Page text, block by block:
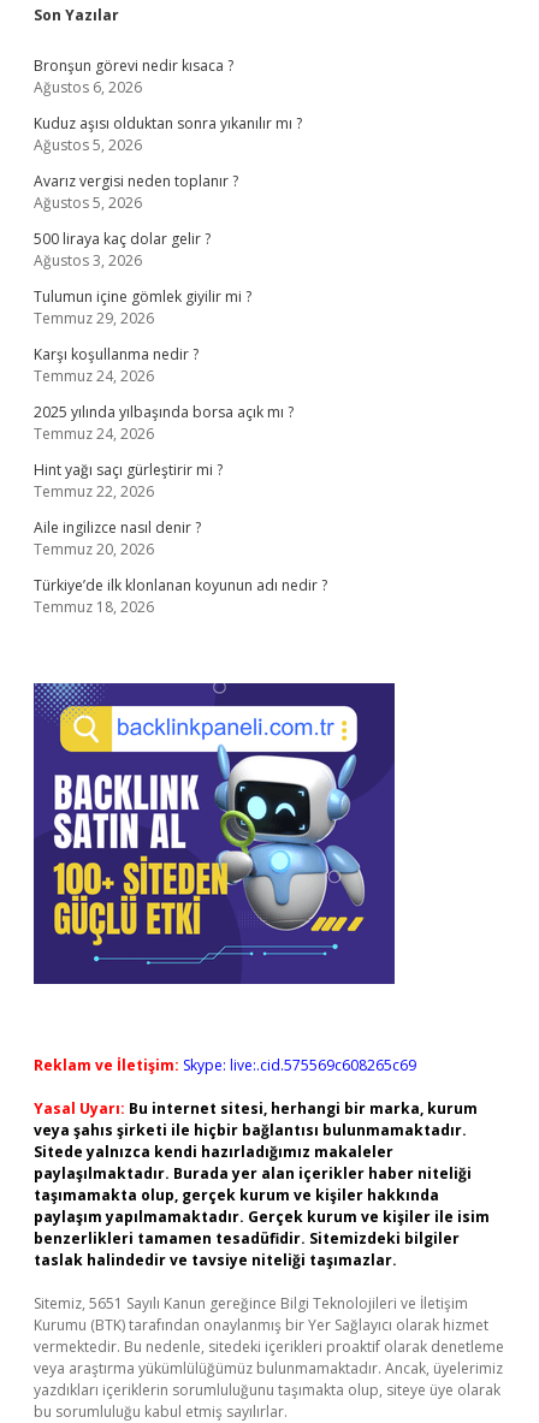
Sidebar
Son Yazılar
Bronşun görevi nedir kısaca ?
Ağustos 6, 2026
Kuduz aşısı olduktan sonra yıkanılır mı ?
Ağustos 5, 2026
Avarız vergisi neden toplanır ?
Ağustos 5, 2026
500 liraya kaç dolar gelir ?
Ağustos 3, 2026
Tulumun içine gömlek giyilir mi ?
Temmuz 29, 2026
Karşı koşullanma nedir ?
Temmuz 24, 2026
2025 yılında yılbaşında borsa açık mı ?
Temmuz 24, 2026
Hint yağı saçı gürleştirir mi ?
Temmuz 22, 2026
Aile ingilizce nasıl denir ?
Temmuz 20, 2026
Türkiye’de ilk klonlanan koyunun adı nedir ?
Temmuz 18, 2026
Reklam ve İletişim: Skype: live:.cid.575569c608265c69
Yasal Uyarı: Bu internet sitesi, herhangi bir marka, kurum
veya şahıs şirketi ile hiçbir bağlantısı bulunmamaktadır.
Sitede yalnızca kendi hazırladığımız makaleler
paylaşılmaktadır. Burada yer alan içerikler haber niteliği
taşımamakta olup, gerçek kurum ve kişiler hakkında
paylaşım yapılmamaktadır. Gerçek kurum ve kişiler ile isim
benzerlikleri tamamen tesadüfidir. Sitemizdeki bilgiler
taslak halindedir ve tavsiye niteliği taşımazlar.
Sitemiz, 5651 Sayılı Kanun gereğince Bilgi Teknolojileri ve İletişim
Kurumu (BTK) tarafından onaylanmış bir Yer Sağlayıcı olarak hizmet
vermektedir. Bu nedenle, sitedeki içerikleri proaktif olarak denetleme
veya araştırma yükümlülüğümüz bulunmamaktadır. Ancak, üyelerimiz
yazdıkları içeriklerin sorumluluğunu taşımakta olup, siteye üye olarak
bu sorumluluğu kabul etmiş sayılırlar.